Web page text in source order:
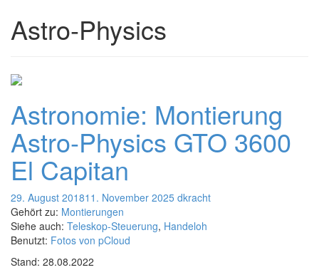
Astro-Physics
Astronomie: Montierung
Astro-Physics GTO 3600
El Capitan
29. August 201811. November 2025 dkracht
Gehört zu: Montierungen
Siehe auch: Teleskop-Steuerung, Handeloh
Benutzt: Fotos von pCloud
Stand: 28.08.2022